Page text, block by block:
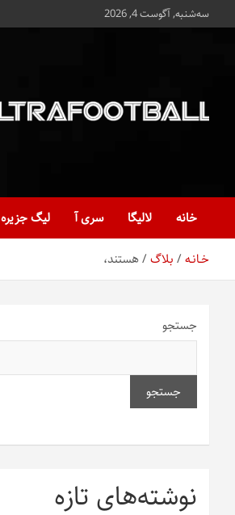
محتوا
سه‌شنبه, آگوست 4, 2026
Ultrafootball
خانه
لالیگا سری آ لیگ جزیره
خـانـه بلاگ هستند،
جستجو
جستجو
نوشته‌های تازه